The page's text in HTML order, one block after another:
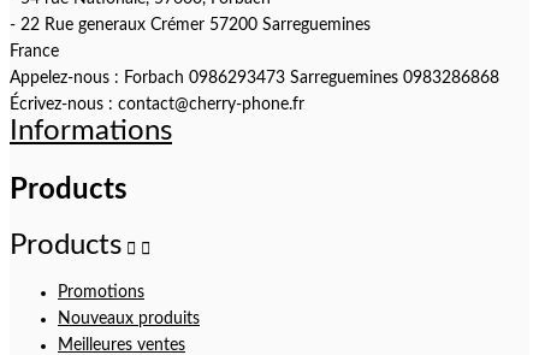
- 22 Rue generaux Crémer 57200 Sarreguemines
France
Appelez-nous : Forbach 0986293473 Sarreguemines 0983286868
Écrivez-nous : contact@cherry-phone.fr
Informations
Products
Products  
Promotions
Nouveaux produits
Meilleures ventes